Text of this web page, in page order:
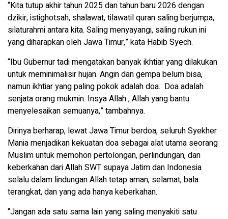
“Kita tutup akhir tahun 2025 dan tahun baru 2026 dengan
dzikir, istighotsah, shalawat, tilawatil quran saling berjumpa,
silaturahmi antara kita. Saling menyayangi, saling rukun ini
yang diharapkan oleh Jawa Timur,” kata Habib Syech.
“Ibu Gubernur tadi mengatakan banyak ikhtiar yang dilakukan
untuk meminimalisir hujan. Angin dan gempa belum bisa,
namun ikhtiar yang paling pokok adalah doa. Doa adalah
senjata orang mukmin. Insya Allah , Allah yang bantu
menyelesaikan semuanya,” tambahnya.
Dirinya berharap, lewat Jawa Timur berdoa, seluruh Syekher
Mania menjadikan kekuatan doa sebagai alat utama seorang
Muslim untuk memohon pertolongan, perlindungan, dan
keberkahan dari Allah SWT supaya Jatim dan Indonesia
selalu dalam lindungan Allah tetap aman, selamat, bala
terangkat, dan yang ada hanya keberkahan.
“Jangan ada satu sama lain yang saling menyakiti satu